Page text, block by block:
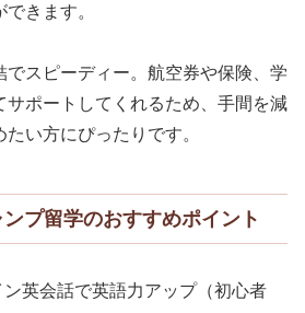
きます。
でスピーディー。航空券や保険、学
サポートしてくれるため、手間を減
い方にぴったりです。
プ留学のおすすめポイント
英会話で英語力アップ（初心者